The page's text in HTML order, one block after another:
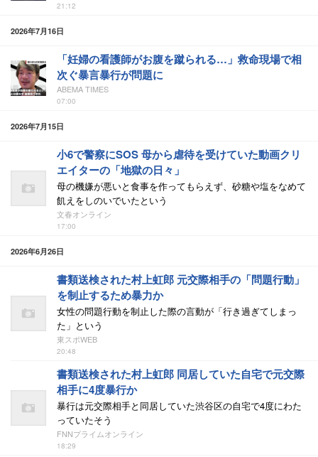
21:12
2026年7月16日
「妊婦の看護師がお腹を蹴られる…」救命現場で相
次ぐ暴言暴行が問題に
ABEMA TIMES
07:00
2026年7月15日
小6で警察にSOS 母から虐待を受けていた動画クリ
エイターの「地獄の日々」
母の機嫌が悪いと食事を作ってもらえず、砂糖や塩をなめて
飢えをしのいでいたという
文春オンライン
17:00
2026年6月26日
書類送検された村上虹郎 元交際相手の「問題行動」
を制止するため暴力か
女性の問題行動を制止した際の言動が「行き過ぎてしまっ
た」という
東スポWEB
20:48
書類送検された村上虹郎 同居していた自宅で元交際
相手に4度暴行か
暴行は元交際相手と同居していた渋谷区の自宅で4度にわた
っていたそう
FNNプライムオンライン
18:29